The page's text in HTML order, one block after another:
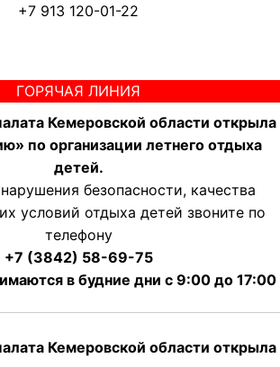
+7 913 120-01-22
ГОРЯЧАЯ ЛИНИЯ
Кемеровской области открыла
по организации летнего отдыха
детей.
безопасности, качества
условий отдыха детей звоните по
телефону
+7 (3842) 58-69-75
в будние дни с 9:00 до 17:00
Кемеровской области открыла